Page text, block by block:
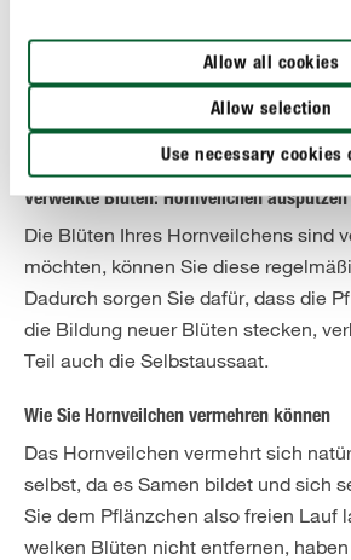
Allow all cookies
Allow selection
Use necessary cookies
Vegetationsperiode über
Düngung bietet sich ein
COMPO BIO Blumendünger
COMPLETE Pflanzendüngeran.
Verwelkte Blüten: Hornveilchen ausputzen
Die Blüten Ihres Hornveilchens sind
möchten, können Sie diese
Dadurch sorgen Sie dafür, dass die
die Bildung neuer Blüten stecken,
Teil auch die Selbstaussaat.
Wie Sie Hornveilchen vermehren können
Das Hornveilchen vermehrt sich
selbst, da es Samen bildet und sich
Sie dem Pflänzchen also freien Lauf
welken Blüten nicht entfernen,